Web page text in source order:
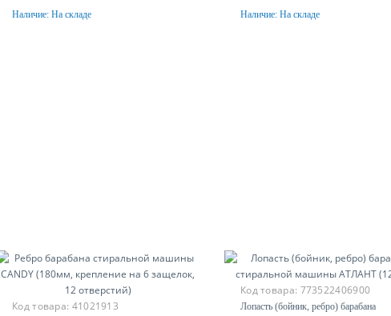
Купить
Наличие: На складе Купить
Наличие: На складе
Код товара: 41021913
Код товара: 773522406900
Лопасть (бойник, ребро) барабана